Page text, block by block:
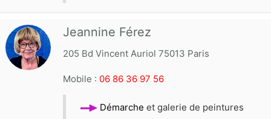
Jeannine Férez
205 Bd Vincent Auriol 75013 Paris
Mobile : 06 86 36 97 56
Démarche et galerie de peintures